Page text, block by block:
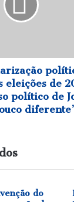
eleições de
político de
do